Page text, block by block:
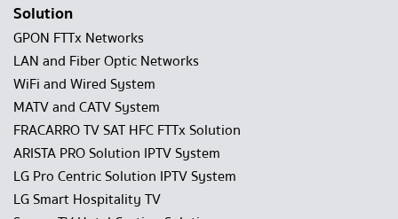
Solution
GPON FTTx Networks
LAN and Fiber Optic Networks
WiFi and Wired System
MATV and CATV System
FRACARRO TV SAT HFC FTTx Solution
ARISTA PRO Solution IPTV System
LG Pro Centric Solution IPTV System
LG Smart Hospitality TV